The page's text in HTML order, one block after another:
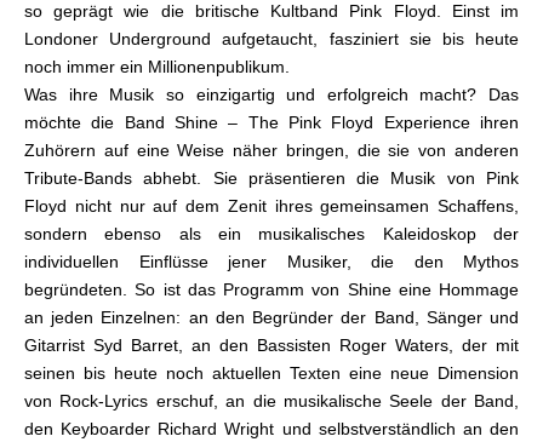
so geprägt wie die britische Kultband Pink Floyd. Einst im
Londoner Underground aufgetaucht, fasziniert sie bis heute
noch immer ein Millionenpublikum.
Was ihre Musik so einzigartig und erfolgreich macht? Das
möchte die Band Shine – The Pink Floyd Experience ihren
Zuhörern auf eine Weise näher bringen, die sie von anderen
Tribute-Bands abhebt. Sie präsentieren die Musik von Pink
Floyd nicht nur auf dem Zenit ihres gemeinsamen Schaffens,
sondern ebenso als ein musikalisches Kaleidoskop der
individuellen Einflüsse jener Musiker, die den Mythos
begründeten. So ist das Programm von Shine eine Hommage
an jeden Einzelnen: an den Begründer der Band, Sänger und
Gitarrist Syd Barret, an den Bassisten Roger Waters, der mit
seinen bis heute noch aktuellen Texten eine neue Dimension
von Rock-Lyrics erschuf, an die musikalische Seele der Band,
den Keyboarder Richard Wright und selbstverständlich an den